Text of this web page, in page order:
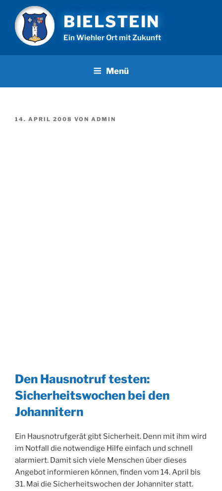
Inhalt
springen
BIELSTEIN
Ein Wiehler Ort mit Zukunft
Menü
VERÖFFENTLICHT
14. APRIL 2008 VON ADMIN
Den Hausnotruf testen:
Sicherheitswochen bei den
Johannitern
Ein Hausnotrufgerät gibt Sicherheit. Denn mit ihm wird
im Notfall die notwendige Hilfe einfach und schnell
alarmiert. Damit sich viele Menschen über dieses
Angebot informieren können, finden vom 14. April bis
31. Mai die Sicherheitswochen der Johanniter statt.